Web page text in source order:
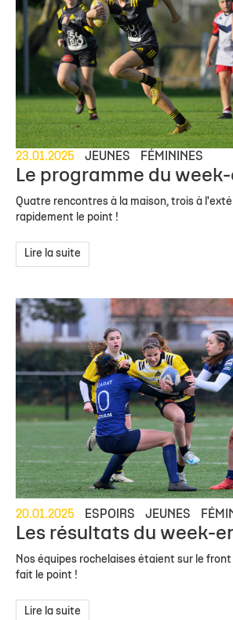
23.01.2025 JEUNES FÉMININES
Le programme du week-
Quatre rencontres à la maison, trois à
rapidement le point !
Lire la suite
20.01.2025 ESPOIRS JEUNES
Les résultats du week-
Nos équipes rochelaises étaient sur le
fait le point !
Lire la suite